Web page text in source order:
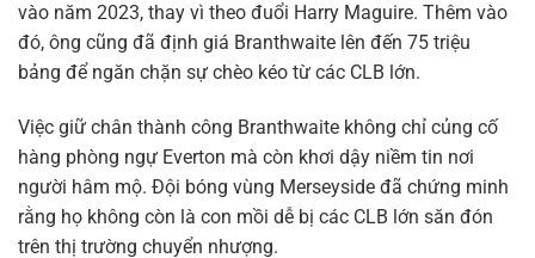
vào năm 2023, thay vì theo đuổi Harry Maguire. Thêm vào
đó, ông cũng đã định giá Branthwaite lên đến 75 triệu
bảng để ngăn chặn sự chèo kéo từ các CLB lớn.
Việc giữ chân thành công Branthwaite không chỉ củng cố
hàng phòng ngự Everton mà còn khơi dậy niềm tin nơi
người hâm mộ. Đội bóng vùng Merseyside đã chứng minh
rằng họ không còn là con mồi dễ bị các CLB lớn săn đón
trên thị trường chuyển nhượng.